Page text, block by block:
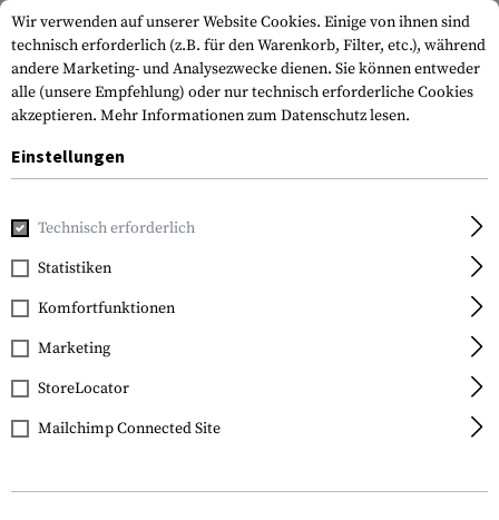
Home Waffenzubehör
Glock
Magazine for Glock 19
15rds
Wir verwenden auf unserer Website Cookies. Einige von ihnen sind
technisch erforderlich (z.B. für den Warenkorb, Filter, etc.), während
andere Marketing- und Analysezwecke dienen. Sie können entweder
alle (unsere Empfehlung) oder nur technisch erforderliche Cookies
akzeptieren. Mehr Informationen zum Datenschutz lesen.
Einstellungen
Technisch erforderlich
Statistiken
Komfortfunktionen
Marketing
StoreLocator
Mailchimp Connected Site